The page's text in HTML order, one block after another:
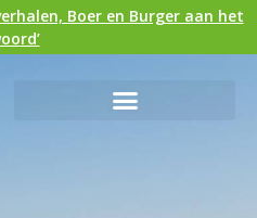
Boer en Burger aan het